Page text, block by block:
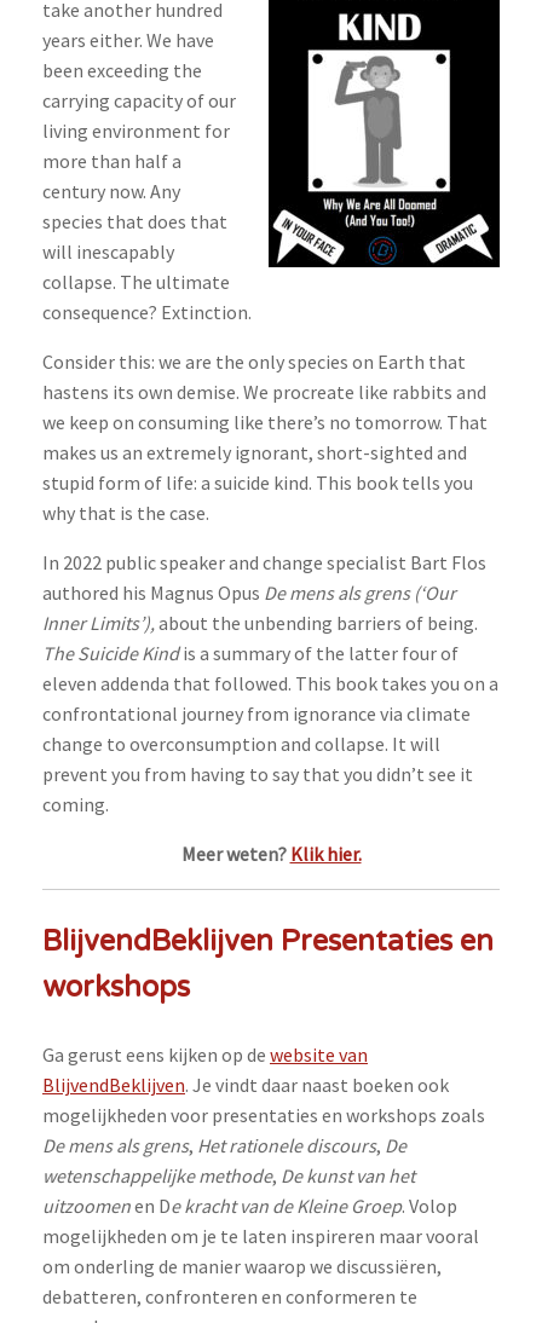
take another hundred
years either. We have
been exceeding the
carrying capacity of our
living environment for
more than half a
century now. Any
species that does that
will inescapably
collapse. The ultimate
consequence? Extinction.
Consider this: we are the only species on Earth that
hastens its own demise. We procreate like rabbits and
we keep on consuming like there’s no tomorrow. That
makes us an extremely ignorant, short-sighted and
stupid form of life: a suicide kind. This book tells you
why that is the case.
In 2022 public speaker and change specialist Bart Flos
authored his Magnus Opus De mens als grens (‘Our
Inner Limits’),about the unbending barriers of being.
The Suicide Kindis a summary of the latter four of
eleven addenda that followed. This book takes you on a
confrontational journey from ignorance via climate
change to overconsumption and collapse. It will
prevent you from having to say that you didn’t see it
coming.
Meer weten? Klik hier.
BlijvendBeklijven Presentaties en
workshops
Ga gerust eens kijken op de website van
BlijvendBeklijven. Je vindt daar naast boeken ook
mogelijkheden voor presentaties en workshops zoals
De mens als grens, Het rationele discours, De
wetenschappelijke methode, De kunst van het
uitzoomenen De kracht van de Kleine Groep. Volop
mogelijkheden om je te laten inspireren maar vooral
om onderling de manier waarop we discussiëren,
debatteren, confronteren en conformeren te